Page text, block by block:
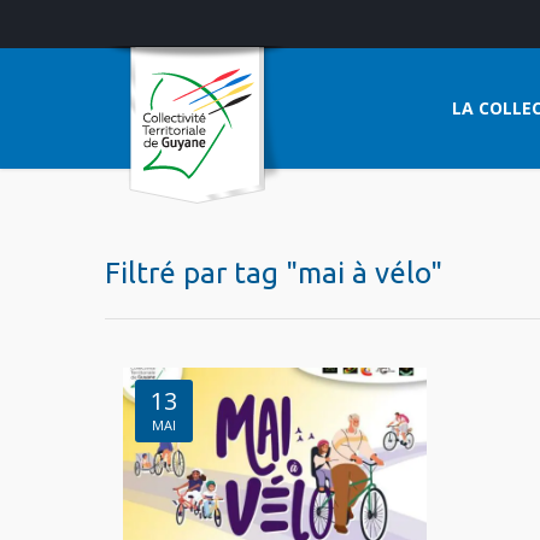
LA
Filtré par tag "mai à vélo"
13
MAI